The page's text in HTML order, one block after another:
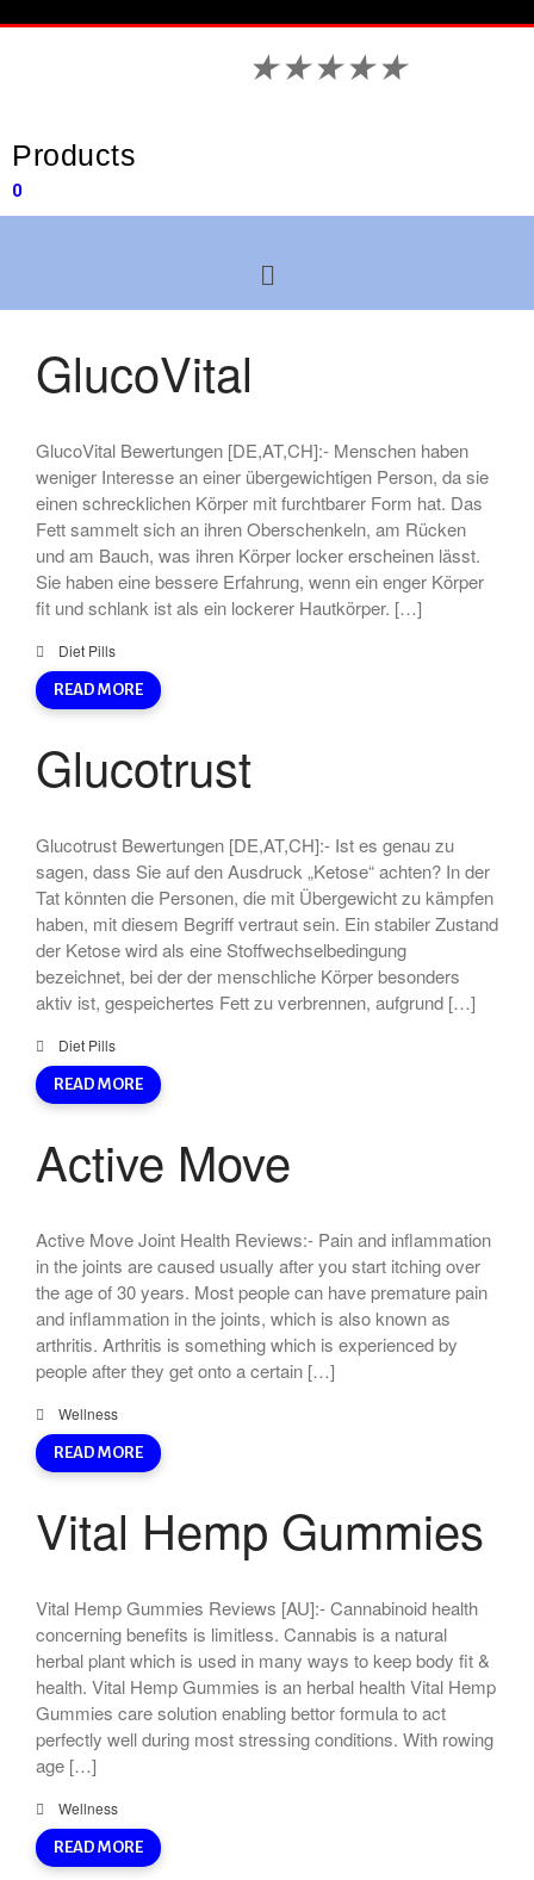
★★★★★
Products
0
GlucoVital
GlucoVital Bewertungen [DE,AT,CH]:- Menschen haben
weniger Interesse an einer übergewichtigen Person, da sie
einen schrecklichen Körper mit furchtbarer Form hat. Das
Fett sammelt sich an ihren Oberschenkeln, am Rücken
und am Bauch, was ihren Körper locker erscheinen lässt.
Sie haben eine bessere Erfahrung, wenn ein enger Körper
fit und schlank ist als ein lockerer Hautkörper. […]
Diet Pills
READ MORE
Glucotrust
Glucotrust Bewertungen [DE,AT,CH]:- Ist es genau zu
sagen, dass Sie auf den Ausdruck „Ketose“ achten? In der
Tat könnten die Personen, die mit Übergewicht zu kämpfen
haben, mit diesem Begriff vertraut sein. Ein stabiler Zustand
der Ketose wird als eine Stoffwechselbedingung
bezeichnet, bei der der menschliche Körper besonders
aktiv ist, gespeichertes Fett zu verbrennen, aufgrund […]
Diet Pills
READ MORE
Active Move
Active Move Joint Health Reviews:- Pain and inflammation
in the joints are caused usually after you start itching over
the age of 30 years. Most people can have premature pain
and inflammation in the joints, which is also known as
arthritis. Arthritis is something which is experienced by
people after they get onto a certain […]
Wellness
READ MORE
Vital Hemp Gummies
Vital Hemp Gummies Reviews [AU]:- Cannabinoid health
concerning benefits is limitless. Cannabis is a natural
herbal plant which is used in many ways to keep body fit &
health. Vital Hemp Gummies is an herbal health Vital Hemp
Gummies care solution enabling bettor formula to act
perfectly well during most stressing conditions. With rowing
age […]
Wellness
READ MORE